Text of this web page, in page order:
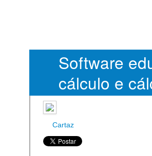
Software
cálculo e
Cartaz